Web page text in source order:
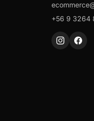
+56 9 3264